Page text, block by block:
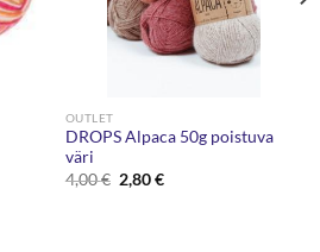
OUTLET
DROPS Alpaca 50g poistuva
väri
4,00€ Alkuperäinen
hinta
2,80€Nykyinen